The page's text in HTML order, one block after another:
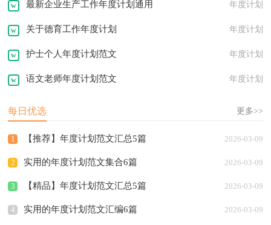
最新企业生产工作年度计划通用 年度计划
关于德育工作年度计划 年度计划
护士个人年度计划范文 年度计划
语文老师年度计划范文 年度计划
每日优选 更多>>
1 【推荐】年度计划范文汇总5篇 2026-03-09
2 实用的年度计划范文集合6篇 2026-03-09
3 【精品】年度计划范文汇总5篇 2026-03-09
4 实用的年度计划范文汇编6篇 2026-03-09